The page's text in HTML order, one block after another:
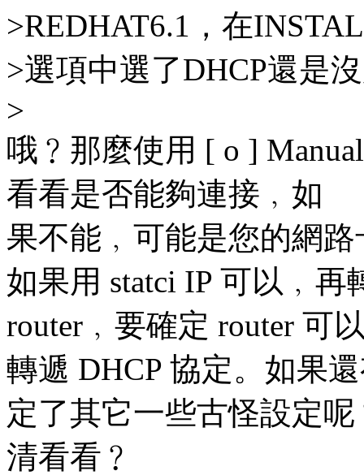
>REDHAT6.1，在
>選項中選了DHCP還是
>
哦﹖那麼使用 [ o ]
看看是否能夠連接﹐如
果不能﹐可能是您的網
如果用 statci IP 可以﹐
router﹐要確定 router 可
轉遞 DHCP 協定。如果
定了其它一些古怪設定
清看看﹖